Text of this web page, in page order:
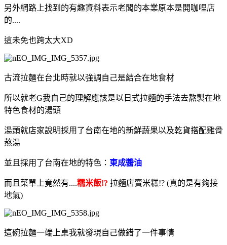
另外網路上找到的有趣資料表示老闆的本業原本是開咖哩店
的....
這未免也跨太大XD
古流拉麵在台北時就以強調自己是結合在地食材
所以就老G我自己的理解應該是以日式拉麵的手法去熬製在地
特色食材的湯頭
湯頭就店家說明採用了台南在地的新鮮蔬果以及乾貨搭配雞骨
熬湯
並且採用了台南在地的特色： 東成醬油
而且菜單上竟然有....糯米飯!? 拉麵店賣米糕!? (真的是有夠接
地氣)
這碗拉麵一端上桌我就發現自己做錯了一件事情